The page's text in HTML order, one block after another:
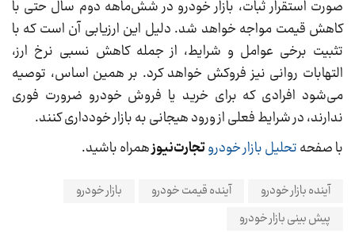
صورت استقرار ثبات، بازار خودرو در شش‌ماهه دوم سال حتی با
کاهش قیمت مواجه خواهد شد. دلیل این ارزیابی آن است که با
تثبیت برخی عوامل و شرایط، از جمله کاهش نسبی نرخ ارز،
التهابات روانی نیز فروکش خواهد کرد. بر همین اساس، توصیه
می‌شود افرادی که برای خرید یا فروش خودرو ضرورت فوری
ندارند، در شرایط فعلی از ورود هیجانی به بازار خودداری کنند.
با صفحهتحلیل بازار خودروتجارت‌نیوزهمراه باشید.
آینده بازار خودرو آینده قیمت خودرو
بازار خودرو
پیش بینی بازار خودرو